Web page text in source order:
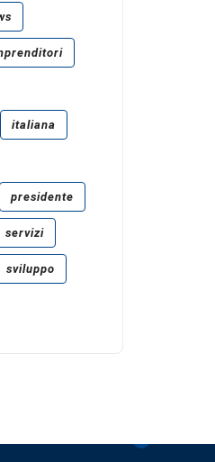
italiana
presidente
servizi
sviluppo